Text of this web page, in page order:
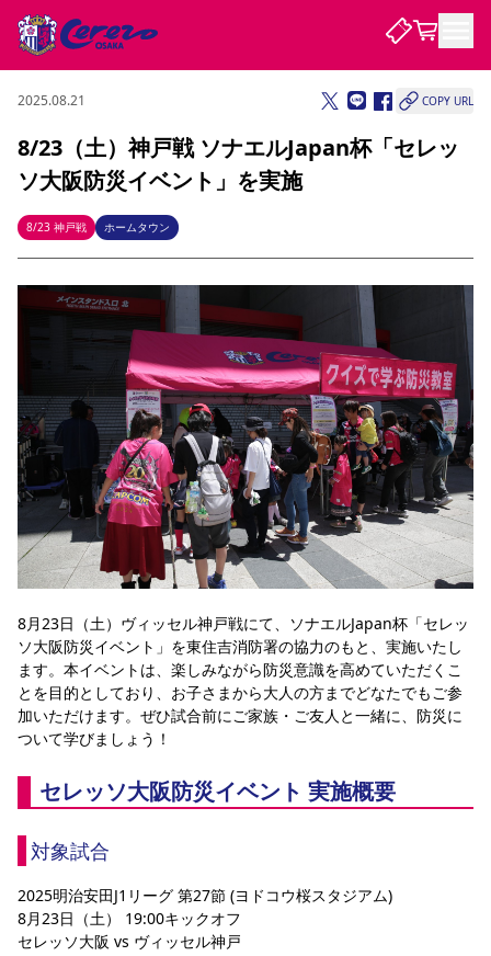
試合・チーム
試合について
試合日程 / 結果 順位表
チームについて
選手・スタッフ スケジュール アクセス
アカデミー ハナサカプレーヤー 歴代所属選手
観戦する
チケット
チケット情報 販売スケジュール
シーズンシート 法人シーズンシート 福祉サービス
団体チケット
特定興行入場券
譲渡サービス リセールサービス
観戦ガイド
初めて観戦ガイド キッズ向けサービス グルメ マッチデープログラム
観戦マナー&ルール ビジターサポーター観戦ガイド 公式アプリ
スタジアム
YANMAR HANASAKA STADIUM
DAZNで観戦
DAZNで観戦
アウェイツアー
アウェイツアー
よくある質問
よくある質問
クラブを知る
セレッソ大阪について
クラブ紹介 沿革 シーズン記録 求人情報
サポートする
パートナー企業募集中 セレッソ大阪VISAカード サポートスタッフ
セレッソアイデアちょうだいな 応援商店街
Lise（ライセンスビジネス）
サステナビリティ
サステナビリティポリシー SDGsのゴール
インパクトレポート
活動レポート
SPORT POSITIVE LEAGUES 取り組み実績
スポーツクラブ
スポーツクラブ
関連団体/施設
長居公園 セレッソフットサルパーク
セレッソ大阪アカデミー
子供のサッカースクール
大人のサッカースクール その他スポーツクラブ
ファンクラブ
SAKURA SOCIO 招待券引換方法 まいセレチケット 会員規定
婚姻届・出生届・命名書
ニュース
ニュース
すべて チーム グッズ チケット イベント
ファンクラブ
ホームタウン
パートナー スポーツクラブ メディア 30周年
レディース
アカデミー
2025.08.21 COPY URL
8/23（土）神戸戦 ソナエルJapan杯「セレッ
ソ大阪防災イベント」を実施
8/23 神戸戦 ホームタウン
8月23日（土）ヴィッセル神戸戦にて、ソナエルJapan杯「セレッ
ソ大阪防災イベント」を東住吉消防署の協力のもと、実施いたし
ます。本イベントは、楽しみながら防災意識を高めていただくこ
とを目的としており、お子さまから大人の方までどなたでもご参
加いただけます。ぜひ試合前にご家族・ご友人と一緒に、防災に
ついて学びましょう！
セレッソ大阪防災イベント 実施概要
対象試合
2025明治安田J1リーグ 第27節 (ヨドコウ桜スタジアム)
8月23日（土） 19:00キックオフ
セレッソ大阪 vs ヴィッセル神戸